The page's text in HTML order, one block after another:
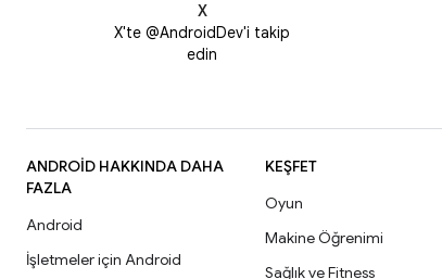
X
X'te @AndroidDev'i takip
edin
ANDROID HAKKINDA DAHA
FAZLA
Android
İşletmeler için Android
KEŞFET
Oyun
Makine Öğrenimi
Sağlık ve Fitness